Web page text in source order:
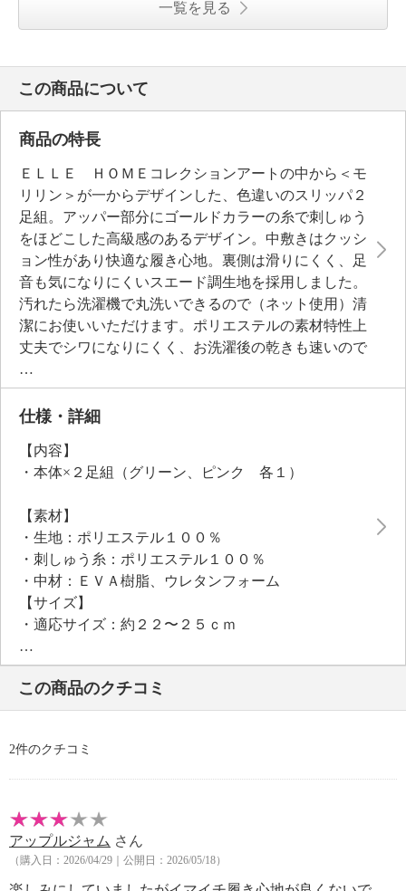
一覧を見る
この商品について
商品の特長
ＥＬＬＥ ＨＯＭＥコレクションアートの中から＜モ
リリン＞が一からデザインした、色違いのスリッパ２
足組。アッパー部分にゴールドカラーの糸で刺しゅう
をほどこした高級感のあるデザイン。中敷きはクッシ
ョン性があり快適な履き心地。裏側は滑りにくく、足
音も気になりにくいスエード調生地を採用しました。
汚れたら洗濯機で丸洗いできるので（ネット使用）清
潔にお使いいただけます。ポリエステルの素材特性上
丈夫でシワになりにくく、お洗濯後の乾きも速いので
日常使いしやすくなっています。ご自身用としてはも
ちろん、プレゼントとしてもおすすめです。
仕様・詳細
【内容】
・本体×２足組（グリーン、ピンク 各１）
【素材】
・生地：ポリエステル１００％
・刺しゅう糸：ポリエステル１００％
・中材：ＥＶＡ樹脂、ウレタンフォーム
【サイズ】
・適応サイズ：約２２〜２５ｃｍ
【重さ】
・約７５ｇ（１足）
【メンテナンス（絵表示ラベル）】
・洗濯機：可
・タンブル乾燥：不可
・自然乾燥：日陰の平干し
・ドライクリーニング：不可
【原産国（地）】
・中国製
この商品のクチコミ
2件のクチコミ
アップルジャム さん
（購入日：2026/04/29｜公開日：2026/05/18）